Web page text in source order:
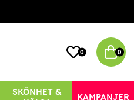
0 0
SKÖNHET &
KAMPANJER